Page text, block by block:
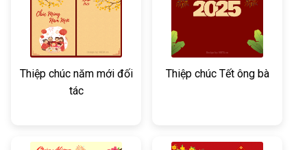
Thiệp chúc năm mới đối
tác
Thiệp chúc Tết ông bà